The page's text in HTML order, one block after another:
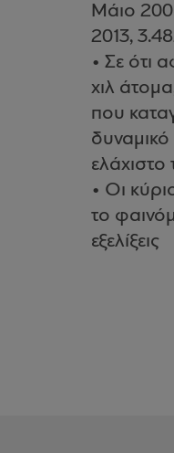
Μάιο
2013,
• Σε ότι
χιλ
που
• Οι
το
εξελίξεις